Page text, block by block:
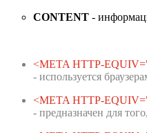
CONTENT -
<META HTTP-
- используется
<META HTTP-
- предназначен для